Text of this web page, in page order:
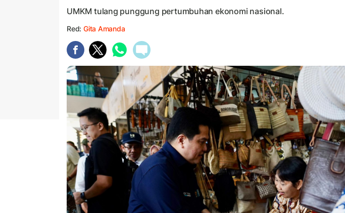
UMKM tulang punggung pertumbuhan ekonomi nasional.
Red: Gita Amanda